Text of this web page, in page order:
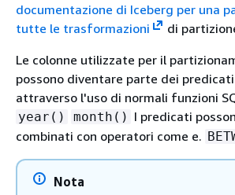
documentazione di Iceberg per una
tutte le trasformazioni
di
Le colonne utilizzate per il
possono diventare parte dei
attraverso l'uso di normali funzioni
year() month() I predicati
combinati con operatori come e.
Nota